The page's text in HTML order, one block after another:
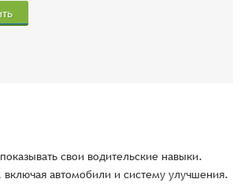
свои водительские навыки.
автомобили и систему улучшения.